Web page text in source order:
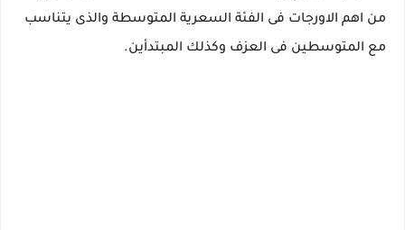
من اهم الاورجات فى الفئة السعرية المتوسطة والذى يتناسب
مع المتوسطين فى العزف وكذلك المبتدأين.